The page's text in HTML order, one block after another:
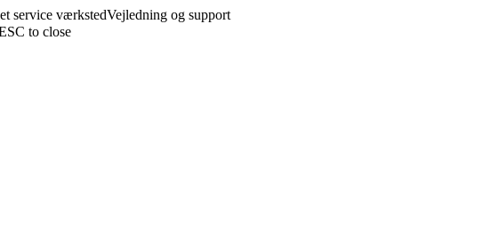
service værkstedVejledning og support
to close